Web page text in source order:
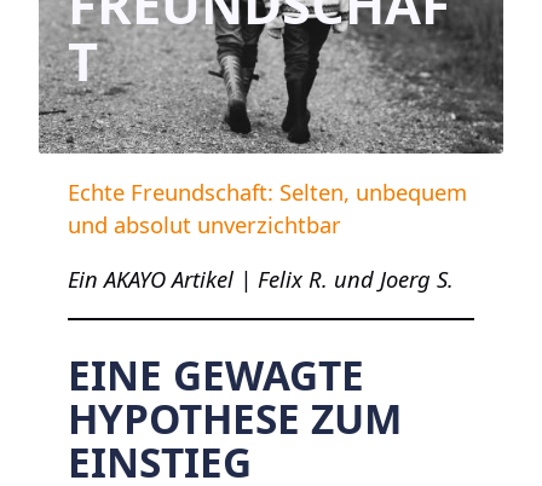
T
Echte Freundschaft: Selten, unbequem
und absolut unverzichtbar
Ein AKAYO Artikel | Felix R. und Joerg S.
EINE GEWAGTE
HYPOTHESE ZUM
EINSTIEG